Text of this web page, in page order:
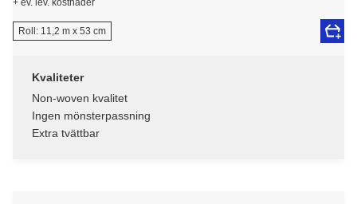
Roll: 11,2 m x 53 cm
Kvaliteter
Non-woven kvalitet
Ingen mönsterpassning
Extra tvättbar